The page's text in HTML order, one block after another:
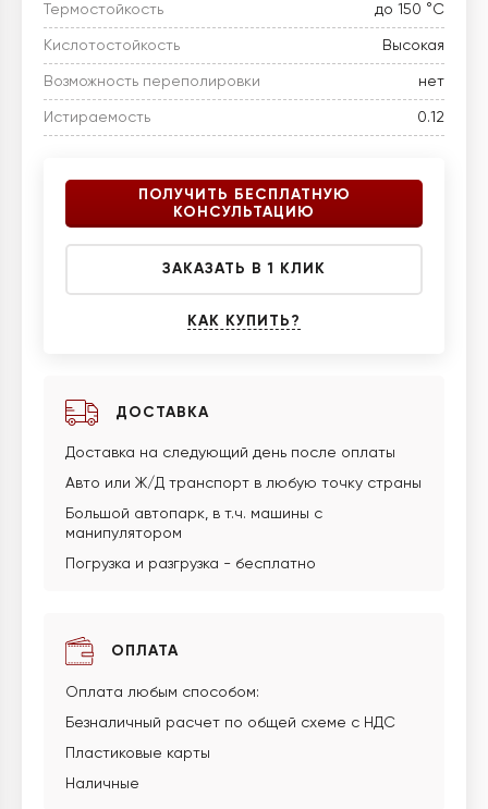
Термостойкость до 150 °C
Кислотостойкость Высокая
Возможность переполировки нет
Истираемость 0.12
ПОЛУЧИТЬ БЕСПЛАТНУЮ
КОНСУЛЬТАЦИЮ
ЗАКАЗАТЬ В 1 КЛИК
КАК КУПИТЬ?
ДОСТАВКА
Доставка на следующий день после оплаты
Авто или Ж/Д транспорт в любую точку страны
Большой автопарк, в т.ч. машины с
манипулятором
Погрузка и разгрузка - бесплатно
ОПЛАТА
Оплата любым способом:
Безналичный расчет по общей схеме с НДС
Пластиковые карты
Наличные